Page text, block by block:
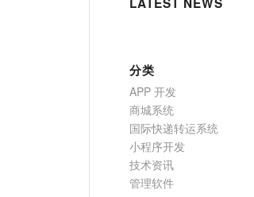
分类
APP 开发
商城系统
国际快递转运系统
小程序开发
技术资讯
管理软件